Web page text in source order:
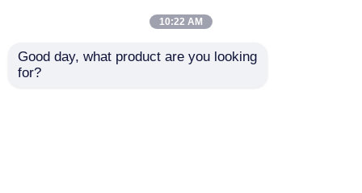
2.8mm 두께
10:22 AM
Good day, what product are you looking
for?